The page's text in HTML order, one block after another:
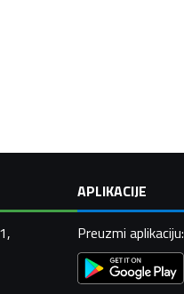
APLIKACIJE
Preuzmi aplikaciju: